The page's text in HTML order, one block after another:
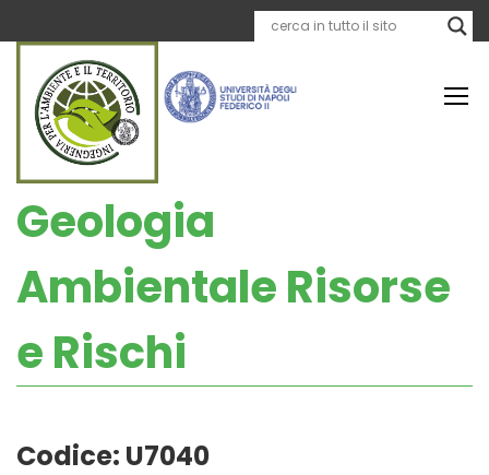
Geologia
Ambientale Risorse
e Rischi
Codice: U7040